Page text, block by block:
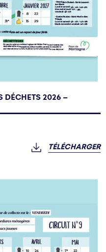
DÉCHETS 2026 –
TÉLÉCHARGER